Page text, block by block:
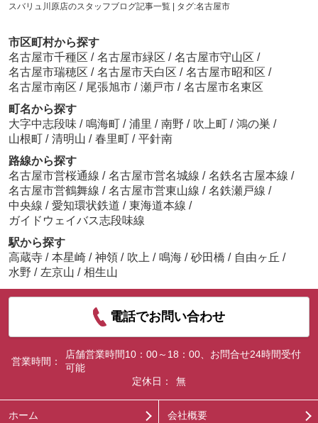
スバリュ川原店のスタッフブログ記事一覧 | タグ:名古屋市
市区町村から探す
名古屋市千種区 / 名古屋市緑区 / 名古屋市守山区 /
名古屋市瑞穂区 / 名古屋市天白区 / 名古屋市昭和区 /
名古屋市南区 / 尾張旭市 / 瀬戸市 / 名古屋市名東区
町名から探す
大字中志段味 / 鳴海町 / 浦里 / 南野 / 吹上町 / 鴻の巣 /
山根町 / 清明山 / 春里町 / 平針南
路線から探す
名古屋市営桜通線 / 名古屋市営名城線 / 名鉄名古屋本線 /
名古屋市営鶴舞線 / 名古屋市営東山線 / 名鉄瀬戸線 /
中央線 / 愛知環状鉄道 / 東海道本線 /
ガイドウェイバス志段味線
駅から探す
高蔵寺 / 本星崎 / 神領 / 吹上 / 鳴海 / 砂田橋 / 自由ヶ丘 /
水野 / 左京山 / 相生山
電話でお問い合わせ
営業時間：
店舗営業時間10：00～18：00、お問合せ24時間受付
可能
定休日：
無
ホーム 会社概要